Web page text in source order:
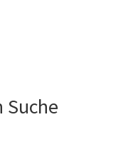
Suche